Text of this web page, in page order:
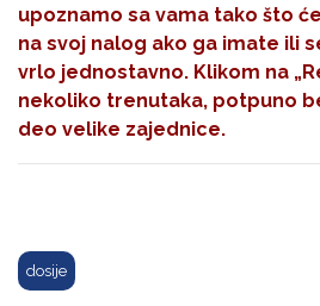
upoznamo sa vama tako što
na svoj nalog ako ga imate ili
vrlo jednostavno. Klikom na
nekoliko trenutaka, potpuno
deo velike zajednice.
dosije